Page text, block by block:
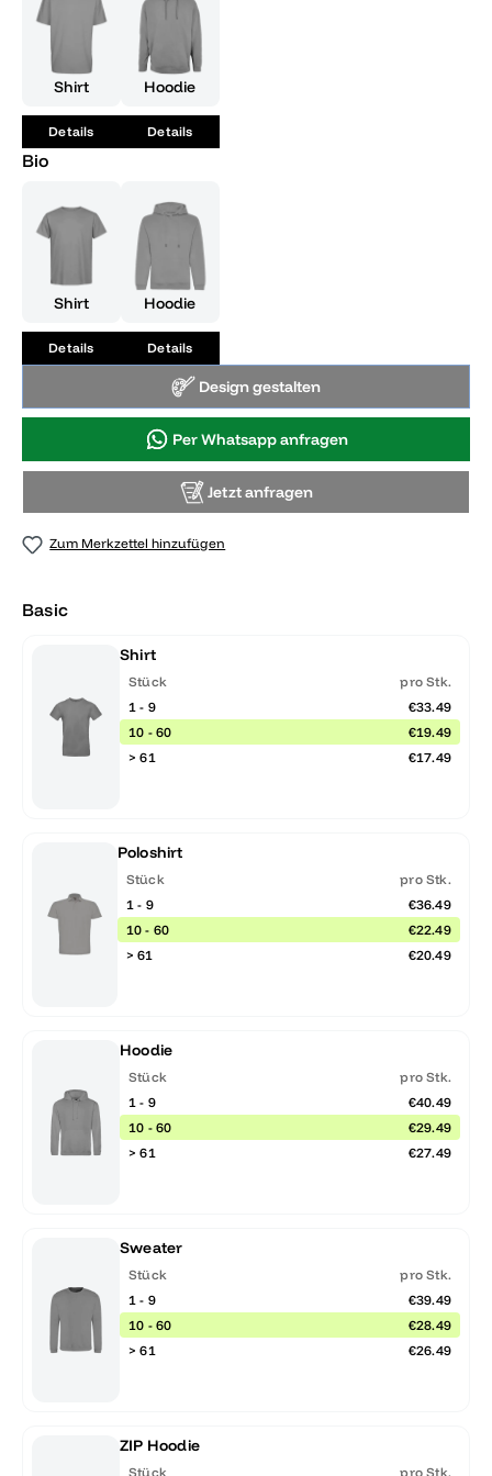
Shirt
Details
Hoodie
Details
Bio
Shirt
Details
Hoodie
Details
Design gestalten
Per Whatsapp anfragen
Jetzt anfragen
Zum Merkzettel hinzufügen
Basic
Shirt
Stück
pro Stk.
1 - 9
€33.49
10 - 60
€19.49
> 61
€17.49
Poloshirt
Stück
pro Stk.
1 - 9
€36.49
10 - 60
€22.49
> 61
€20.49
Hoodie
Stück
pro Stk.
1 - 9
€40.49
10 - 60
€29.49
> 61
€27.49
Sweater
Stück
pro Stk.
1 - 9
€39.49
10 - 60
€28.49
> 61
€26.49
ZIP Hoodie
Stück pro Stk.